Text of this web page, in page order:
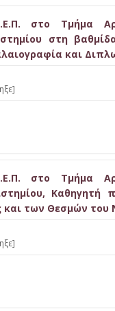
στο Τμήμα
στη
και
στο Τμήμα
και των Θεσμών του